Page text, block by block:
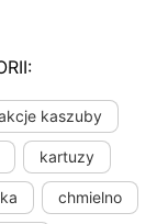
kaszuby
kartuzy
chmielno